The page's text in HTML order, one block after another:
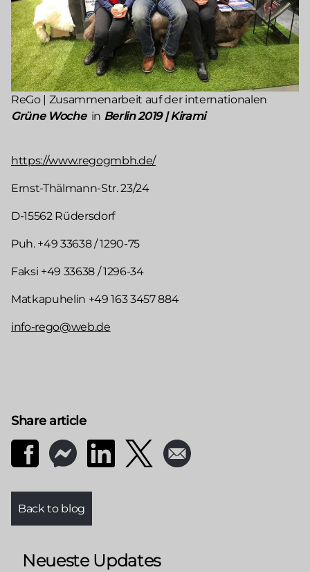
ReGo | Zusammenarbeit auf der internationalen
Grüne Wochein Berlin 2019 | Kirami
https://www.regogmbh.de/
Ernst-Thälmann-Str. 23/24
D-15562 Rüdersdorf
Puh. +49 33638 / 1290-75
Faksi +49 33638 / 1296-34
Matkapuhelin +49 163 3457 884
info-rego@web.de
Share article
Back to blog
Neueste Updates